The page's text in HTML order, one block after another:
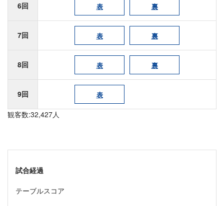
6回 表 裏
7回 表 裏
8回 表 裏
9回 表
観客数:32,427人
試合経過
テーブルスコア